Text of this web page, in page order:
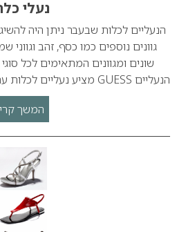
נעלי
הנעליים לכלות שבעבר ניתן היה
גוונים נוספים כמו כסף, זהב וגווני
שונים ומגוונים המתאימים לכל
הנעליים GUESS מציע נעליים לכלות עם שילובי עור ואפילו מתכת,…
המשך